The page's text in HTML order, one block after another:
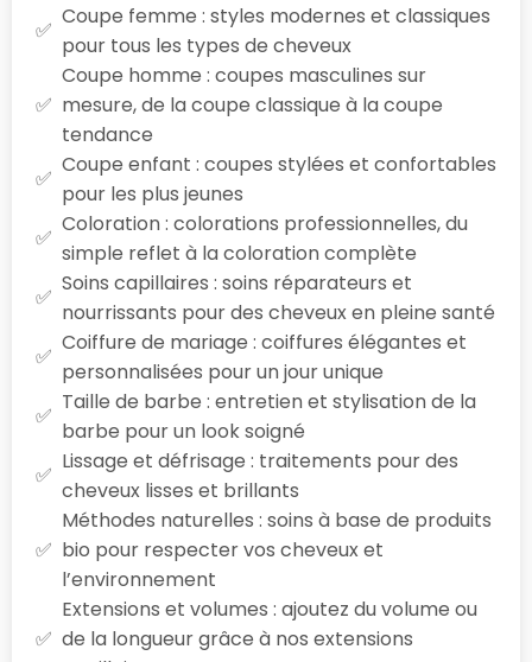
Coupe femme : styles modernes et classiques
pour tous les types de cheveux
Coupe homme : coupes masculines sur
mesure, de la coupe classique à la coupe
tendance
Coupe enfant : coupes stylées et confortables
pour les plus jeunes
Coloration : colorations professionnelles, du
simple reflet à la coloration complète
Soins capillaires : soins réparateurs et
nourrissants pour des cheveux en pleine santé
Coiffure de mariage : coiffures élégantes et
personnalisées pour un jour unique
Taille de barbe : entretien et stylisation de la
barbe pour un look soigné
Lissage et défrisage : traitements pour des
cheveux lisses et brillants
Méthodes naturelles : soins à base de produits
bio pour respecter vos cheveux et
l’environnement
Extensions et volumes : ajoutez du volume ou
de la longueur grâce à nos extensions